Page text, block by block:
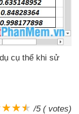
cụ thể khi sử
/5 ( votes)